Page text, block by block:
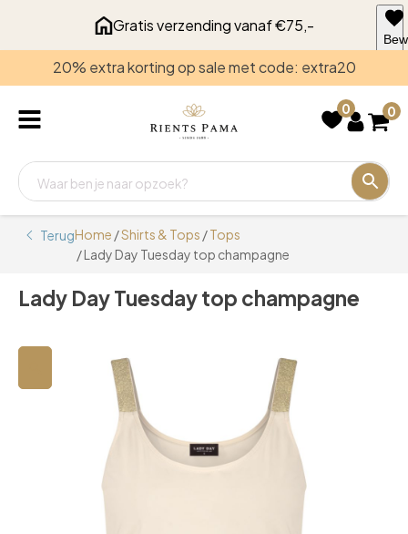
Gratis verzending vanaf €75,-
20% extra korting op sale met code: extra20
0 0
TerugHome /Shirts & Tops /Tops
/ Lady Day Tuesday top champagne
Lady Day Tuesday top champagne
voor